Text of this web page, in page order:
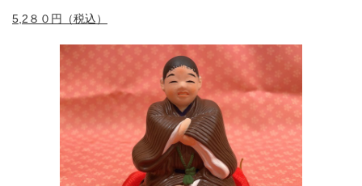
5,2８０円（税込）